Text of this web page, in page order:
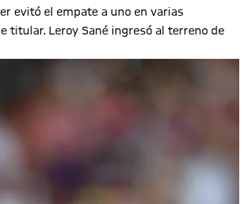
evitó el empate a uno en varias
titular. Leroy Sané ingresó al terreno de